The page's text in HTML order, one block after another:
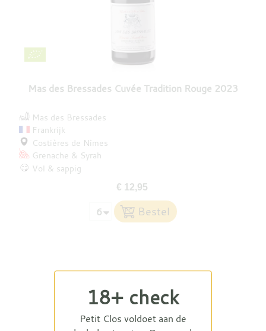
Mas des Bressades Cuvée Tradition Rouge 2023
Mas des Bressades
Frankrijk
Costières de Nîmes
Grenache
Syrah
Vol & sappig
€ 12,95
18+ check
Petit Clos voldoet aan de